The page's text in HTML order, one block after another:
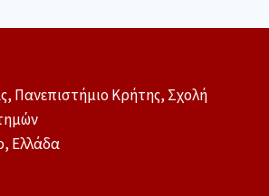
Πανεπιστήμιο Κρήτης, Σχολή
Ελλάδα